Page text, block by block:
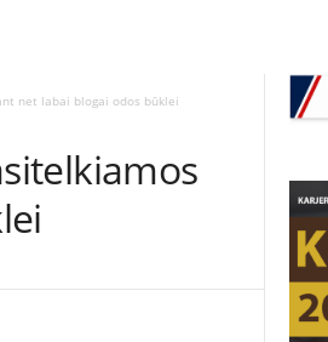
net labai blogai odos būklei